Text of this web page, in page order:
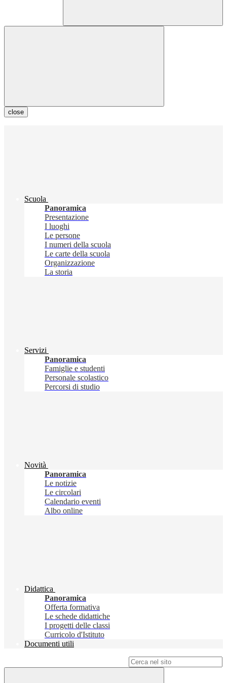
close
Scuola
Panoramica
Presentazione
I luoghi
Le persone
I numeri della scuola
Le carte della scuola
Organizzazione
La storia
Servizi
Panoramica
Famiglie e studenti
Personale scolastico
Percorsi di studio
Novità
Panoramica
Le notizie
Le circolari
Calendario eventi
Albo online
Didattica
Panoramica
Offerta formativa
Le schede didattiche
I progetti delle classi
Curricolo d'Istituto
Documenti utili